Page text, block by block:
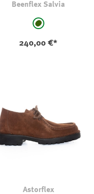
Beenflex Salvia
auswählen
dkl oliv-khaki
240,00 €*
Astorflex